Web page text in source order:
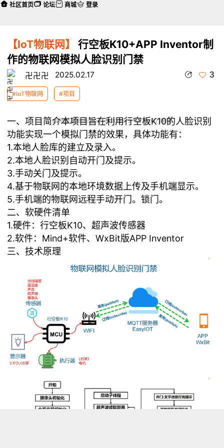
【IoT物联网】
行空板K10+APP Inventor制
作的物联网模拟人脸识别门禁
卍卍卍 2025.02.17 3
#IoT物联网 #项目
本帖最后由 卍卍卍 于 2025-2-18 10:07 编辑
一、项目简介本项目旨在利用行空板K10的人脸识别
功能实现一个模拟门禁的效果，具体功能有：
1.本地人脸库的建立及录入。
2.本地人脸识别自动开门及提示。
3.手动关门及提示。
4.基于物联网的本地环境数据上传及手机端显示。
5.手机端的物联网远程手动开门。锁门。
二、软硬件清单
1.硬件：行空板K10、超声波传感器
2.软件：Mind+软件、WxBit版APP Inventor
三、技术原理
社区首页 论坛 商城 登录